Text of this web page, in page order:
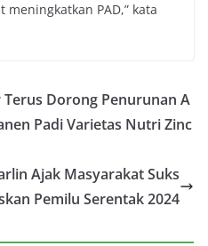
PAD,” kata
Dorong Penurunan A
Padi Varietas Nutri Zinc
Ajak Masyarakat Suks
Pemilu Serentak 2024